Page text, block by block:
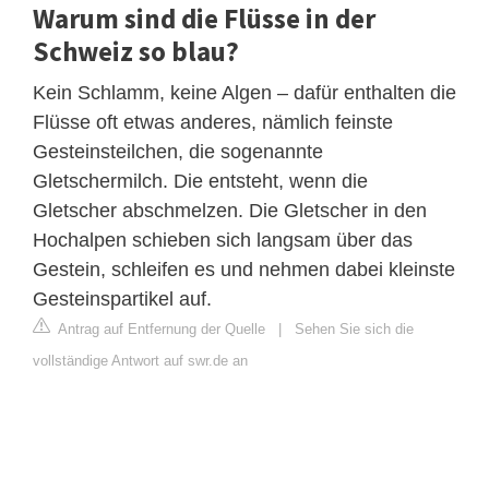
Warum sind die Flüsse in der
Schweiz so blau?
Kein Schlamm, keine Algen – dafür enthalten die
Flüsse oft etwas anderes, nämlich feinste
Gesteinsteilchen, die sogenannte
Gletschermilch. Die entsteht, wenn die
Gletscher abschmelzen. Die Gletscher in den
Hochalpen schieben sich langsam über das
Gestein, schleifen es und nehmen dabei kleinste
Gesteinspartikel auf.
Antrag auf Entfernung der Quelle
Sehen Sie sich die
vollständige Antwort auf swr.de an